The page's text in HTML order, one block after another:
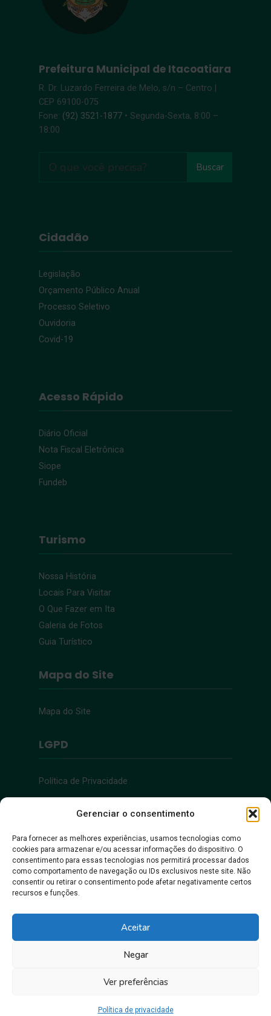
Gerenciar o consentimento
Para fornecer as melhores experiências, usamos tecnologias como
cookies para armazenar e/ou acessar informações do dispositivo. O
consentimento para essas tecnologias nos permitirá processar dados
como comportamento de navegação ou IDs exclusivos neste site. Não
consentir ou retirar o consentimento pode afetar negativamente certos
recursos e funções.
Aceitar
Negar
Ver preferências
Política de privacidade
Prefeitura Municipal de Itacoatiara
R. Dr. Luzardo Ferreira de Melo, s/n – Centro |
CEP 69100-075
Fone: (92) 3521-1877 • Segunda-Sexta, 8:00 –
18:00
Buscar
Cidadão
Legislação
Orçamento Público Anual
Processo Seletivo
Ouvidoria
Covid-19
Acesso Rápido
Diário Oficial
Nota Fiscal Eletrônica
Siope
Fundeb
Turismo
Nossa História
Locais Para Visitar
O Que Fazer em Ita
Galeria de Fotos
Guia Turístico
Mapa do Site
Mapa do Site
LGPD
Política de Privacidade
Acessibilidade
Acessibilidade